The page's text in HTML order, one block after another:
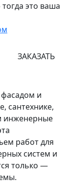
это ваша
ЗАКАЗАТЬ
и
сантехнике,
инженерные
работ для
систем и
только —